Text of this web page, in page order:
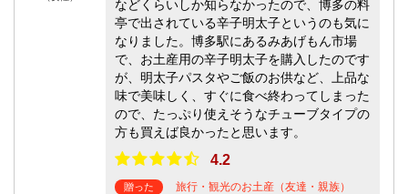
などくらいしか知らなかったので、博多の料
亭で出されている辛子明太子というのも気に
なりました。博多駅にあるみあげもん市場
で、お土産用の辛子明太子を購入したのです
が、明太子パスタやご飯のお供など、上品な
味で美味しく、すぐに食べ終わってしまった
ので、たっぷり使えそうなチューブタイプの
方も買えば良かったと思います。
4.2
贈った 旅行・観光のお土産（友達・親族）